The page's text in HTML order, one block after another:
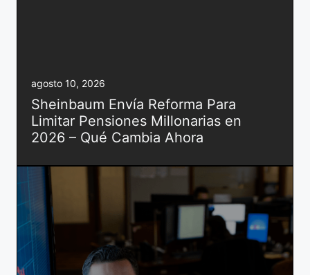
agosto 10, 2026
Sheinbaum Envía Reforma Para
Limitar Pensiones Millonarias en
2026 – Qué Cambia Ahora